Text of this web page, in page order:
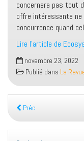
concernera pas tout
offre intéressante ne
concurrence quand
Lire l’article de
novembre 23, 2022
Publié dans La
Préc.